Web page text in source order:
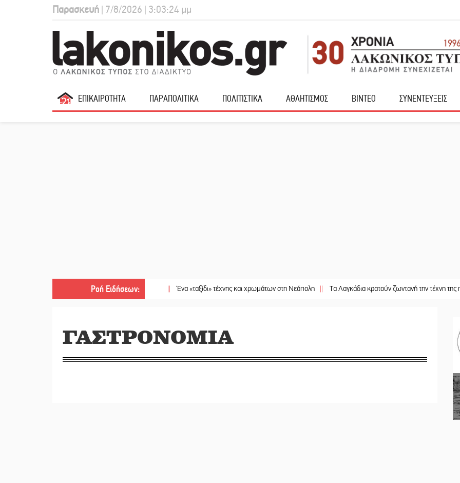
Παρασκευή | 7/8/2026 | 3:03:25 μμ
ΕΠΙΚΑΙΡΟΤΗΤΑ ΠΑΡΑΠΟΛΙΤΙΚΑ ΠΟΛΙΤΙΣΤΙΚΑ ΑΘΛΗΤΙΣΜΟΣ ΒΙΝΤΕΟ ΣΥΝΕΝΤΕΥΞΕΙΣ
Ροή Ειδήσεων:|| Ένα «ταξίδι» τέχνης και χρωμάτων στη Νεάπολη || Τα Λαγκάδια κρατούν ζωντανή την τέχνη της πέτρας ||
ΓΑΣΤΡΟΝΟΜΙΑ